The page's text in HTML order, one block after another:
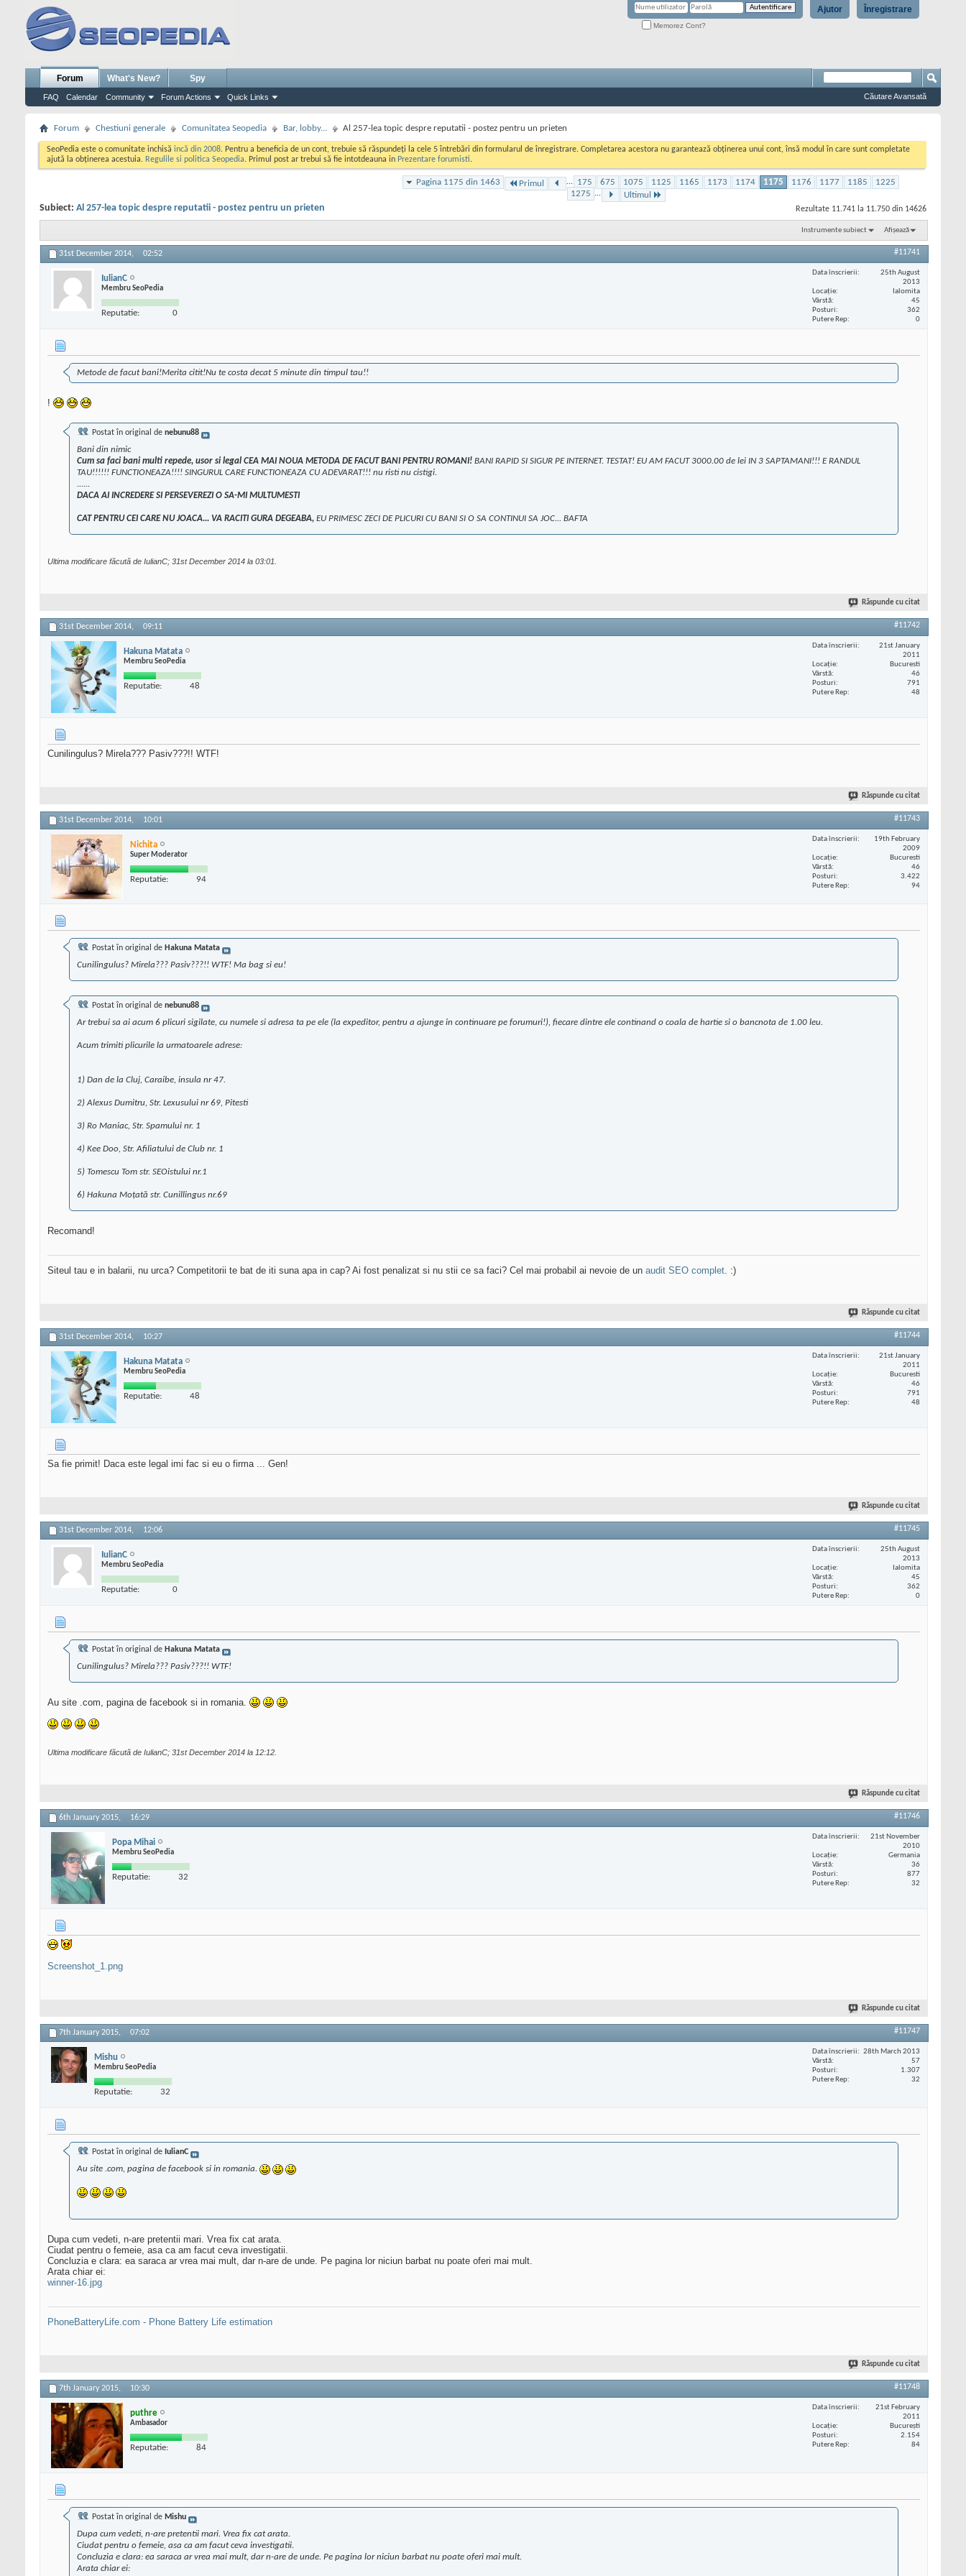
Înregistrare
Ajutor
Memorez Cont?
Forum
FAQ Calendar Community Forum Actions Quick Links
What's New? Spy
Căutare Avansată
Forum Chestiuni generale Comunitatea Seopedia Bar, lobby... Al 257-lea topic despre reputatii - postez pentru un prieten
SeoPedia este o comunitate inchisă incă din 2008. Pentru a beneficia de un cont, trebuie să răspundeți la cele 5 întrebări din formularul de înregistrare. Completarea acestora nu garantează obținerea unui cont, însă modul în care sunt completate
ajută la obținerea acestuia. Regulile si politica Seopedia. Primul post ar trebui să fie intotdeauna in Prezentare forumisti.
Pagina 1175 din 1463 Primul ... 175 675 1075 1125 1165 1173 1174 1175 1176 1177 1185
1225
1275 ... Ultimul
Rezultate 11.741 la 11.750 din 14626
Subiect: Al 257-lea topic despre reputatii - postez pentru un prieten
Instrumente subiect Afișează
31st December 2014, 02:52 #11741
IulianC
Membru SeoPedia
Reputatie: 0
Data înscrierii
25th August
2013
Locaţie
Ialomita
Vârstă
45
Posturi
362
Putere Rep
0
Metode de facut bani!Merita citit!Nu te costa decat 5 minute din timpul tau!!
!
Postat în original de nebunu88
Bani din nimic
Cum sa faci bani multi repede, usor si legal CEA MAI NOUA METODA DE FACUT BANI PENTRU ROMANI! BANI RAPID SI SIGUR PE INTERNET. TESTAT! EU AM FACUT 3000.00 de lei IN 3 SAPTAMANI!!! E RANDUL
TAU!!!!!! FUNCTIONEAZA!!!! SINGURUL CARE FUNCTIONEAZA CU ADEVARAT!!! nu risti nu cistigi.
......
DACA AI INCREDERE SI PERSEVEREZI O SA-MI MULTUMESTI
CAT PENTRU CEI CARE NU JOACA... VA RACITI GURA DEGEABA, EU PRIMESC ZECI DE PLICURI CU BANI SI O SA CONTINUI SA JOC... BAFTA
Ultima modificare făcută de IulianC; 31st December 2014 la 03:01
Răspunde cu citat
31st December 2014, 09:11 #11742
Hakuna Matata
Membru SeoPedia
Reputatie: 48
Data înscrierii
21st January
2011
Locaţie
Bucuresti
Vârstă
46
Posturi
791
Putere Rep
48
Cunilingulus? Mirela??? Pasiv???!! WTF!
Răspunde cu citat
31st December 2014, 10:01 #11743
Nichita
Super Moderator
Reputatie: 94
Data înscrierii
19th February
2009
Locaţie
Bucuresti
Vârstă
46
Posturi
3.422
Putere Rep
94
Postat în original de Hakuna Matata
Cunilingulus? Mirela??? Pasiv???!! WTF! Ma bag si eu!
Postat în original de nebunu88
Ar trebui sa ai acum 6 plicuri sigilate, cu numele si adresa ta pe ele (la expeditor, pentru a ajunge in continuare pe forumuri!), fiecare dintre ele continand o coala de hartie si o bancnota de 1.00 leu.
Acum trimiti plicurile la urmatoarele adrese:
1) Dan de la Cluj, Caraibe, insula nr 47.
2) Alexus Dumitru, Str. Lexusului nr 69, Pitesti
3) Ro Maniac, Str. Spamului nr. 1
4) Kee Doo, Str. Afiliatului de Club nr. 1
5) Tomescu Tom str. SEOistului nr.1
6) Hakuna Moțată str. Cunillingus nr.69
Recomand!
Siteul tau e in balarii, nu urca? Competitorii te bat de iti suna apa in cap? Ai fost penalizat si nu stii ce sa faci? Cel mai probabil ai nevoie de un audit SEO complet. :)
Răspunde cu citat
31st December 2014, 10:27 #11744
Hakuna Matata
Membru SeoPedia
Reputatie: 48
Data înscrierii
21st January
2011
Locaţie
Bucuresti
Vârstă
46
Posturi
791
Putere Rep
48
Sa fie primit! Daca este legal imi fac si eu o firma ... Gen!
Răspunde cu citat
31st December 2014, 12:06 #11745
IulianC
Membru SeoPedia
Reputatie: 0
Data înscrierii
25th August
2013
Locaţie
Ialomita
Vârstă
45
Posturi
362
Putere Rep
0
Postat în original de Hakuna Matata
Cunilingulus? Mirela??? Pasiv???!! WTF!
Au site .com, pagina de facebook si in romania.
Ultima modificare făcută de IulianC; 31st December 2014 la 12:12
Răspunde cu citat
6th January 2015, 16:29 #11746
Popa Mihai
Membru SeoPedia
Reputatie: 32
Data înscrierii
21st November
2010
Locaţie
Germania
Vârstă
36
Posturi
877
Putere Rep
32
Screenshot_1.png
Răspunde cu citat
7th January 2015, 07:02 #11747
Mishu
Membru SeoPedia
Reputatie: 32
Data înscrierii
28th March 2013
Vârstă
57
Posturi
1.307
Putere Rep
32
Postat în original de IulianC
Au site .com, pagina de facebook si in romania.
Dupa cum vedeti, n-are pretentii mari. Vrea fix cat arata.
Ciudat pentru o femeie, asa ca am facut ceva investigatii.
Concluzia e clara: ea saraca ar vrea mai mult, dar n-are de unde. Pe pagina lor niciun barbat nu poate oferi mai mult.
Arata chiar ei:
winner-16.jpg
PhoneBatteryLife.com - Phone Battery Life estimation
Răspunde cu citat
7th January 2015, 10:30 #11748
puthre
Ambasador
Reputatie: 84
Data înscrierii
21st February
2011
Locaţie
București
Posturi
2.154
Putere Rep
84
Postat în original de Mishu
Dupa cum vedeti, n-are pretentii mari. Vrea fix cat arata.
Ciudat pentru o femeie, asa ca am facut ceva investigatii.
Concluzia e clara: ea saraca ar vrea mai mult, dar n-are de unde. Pe pagina lor niciun barbat nu poate oferi mai mult.
Arata chiar ei: